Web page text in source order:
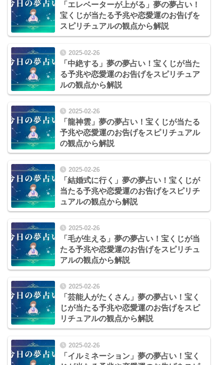
「エレベーターが上がる」夢の夢占い！
宝くじが当たる予兆や恋愛運のお告げを
スピリチュアルの観点から解説
2025-02-26
「中絶する」夢の夢占い！宝くじが当た
る予兆や恋愛運のお告げをスピリチュア
ルの観点から解説
2025-02-26
「龍神雲」夢の夢占い！宝くじが当たる
予兆や恋愛運のお告げをスピリチュアル
の観点から解説
2025-02-26
「結婚式に行く」夢の夢占い！宝くじが
当たる予兆や恋愛運のお告げをスピリチ
ュアルの観点から解説
2025-02-26
「毛が生える」夢の夢占い！宝くじが当
たる予兆や恋愛運のお告げをスピリチュ
アルの観点から解説
2025-02-26
「芸能人がたくさん」夢の夢占い！宝く
じが当たる予兆や恋愛運のお告げをスピ
リチュアルの観点から解説
2025-02-26
「イルミネーション」夢の夢占い！宝く